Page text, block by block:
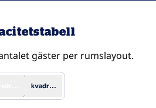
gäster per rumslayout.
kvadratmeter